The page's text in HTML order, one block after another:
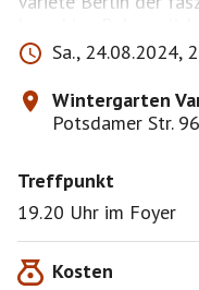
Josephine Baker mit
bewegenden
anders sein im
Artistik, Tanz und
Vorhang auf… für
Dauer: ca. 160 Min.
https://
inhouse.de/webshop/
eventId=1756&el=true
Sa., 24.08.2024,
Wintergarten
Potsdamer Str.
Treffpunkt
19.20 Uhr im Foyer
Kosten